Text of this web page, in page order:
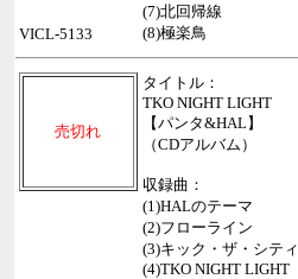
(7)北回帰線
(8)極楽鳥
VICL-5133
売切れ
タイトル：
TKO NIGHT LIGHT
【パンタ&HAL】
（CDアルバム）
収録曲：
(1)HALのテーマ
(2)フローライン
(3)キック・ザ・シティ
(4)TKO NIGHT LIGHT